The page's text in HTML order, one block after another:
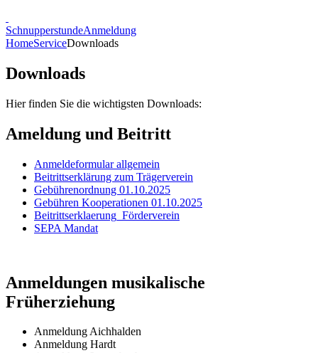
SchnupperstundeAnmeldung
HomeServiceDownloads
Downloads
Hier finden Sie die wichtigsten Downloads:
Ameldung und Beitritt
Anmeldeformular allgemein
Beitrittserklärung zum Trägerverein
Gebührenordnung 01.10.2025
Gebühren Kooperationen 01.10.2025
Beitrittserklaerung_Förderverein
SEPA Mandat
Anmeldungen musikalische
Früherziehung
Anmeldung Aichhalden
Anmeldung Hardt